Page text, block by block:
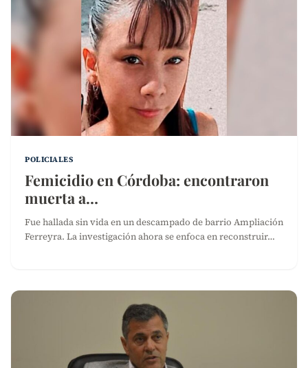
POLICIALES
Femicidio en Córdoba: encontraron
muerta a…
Fue hallada sin vida en un descampado de barrio Ampliación
Ferreyra. La investigación ahora se enfoca en reconstruir…